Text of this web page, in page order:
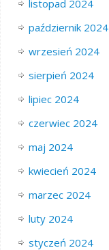
listopad 2024
październik 2024
wrzesień 2024
sierpień 2024
lipiec 2024
czerwiec 2024
maj 2024
kwiecień 2024
marzec 2024
luty 2024
styczeń 2024